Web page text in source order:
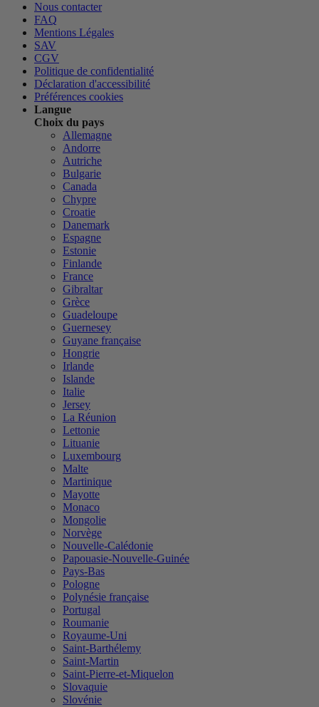
Nous contacter
FAQ
Mentions Légales
SAV
CGV
Politique de confidentialité
Déclaration d'accessibilité
Préférences cookies
Langue
Choix du pays
Allemagne
Andorre
Autriche
Bulgarie
Canada
Chypre
Croatie
Danemark
Espagne
Estonie
Finlande
France
Gibraltar
Grèce
Guadeloupe
Guernesey
Guyane française
Hongrie
Irlande
Islande
Italie
Jersey
La Réunion
Lettonie
Lituanie
Luxembourg
Malte
Martinique
Mayotte
Monaco
Mongolie
Norvège
Nouvelle-Calédonie
Papouasie-Nouvelle-Guinée
Pays-Bas
Pologne
Polynésie française
Portugal
Roumanie
Royaume-Uni
Saint-Barthélemy
Saint-Martin
Saint-Pierre-et-Miquelon
Slovaquie
Slovénie